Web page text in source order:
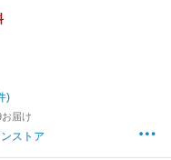
フドリンクカンパニー
イン ペットボトル
)
届け
ストア